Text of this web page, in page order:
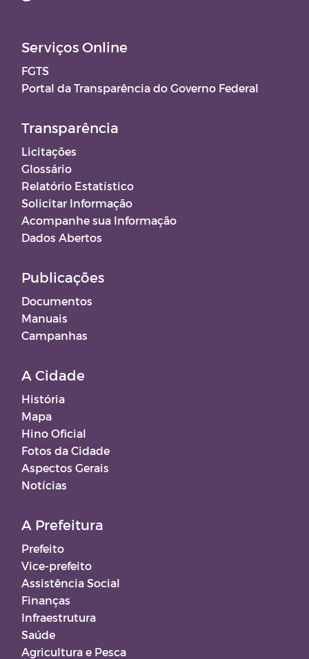
Serviços Online
FGTS
Portal da Transparência do Governo Federal
Transparência
Licitações
Glossário
Relatório Estatístico
Solicitar Informação
Acompanhe sua Informação
Dados Abertos
Publicações
Documentos
Manuais
Campanhas
A Cidade
História
Mapa
Hino Oficial
Fotos da Cidade
Aspectos Gerais
Notícias
A Prefeitura
Prefeito
Vice-prefeito
Assistência Social
Finanças
Infraestrutura
Saúde
Agricultura e Pesca